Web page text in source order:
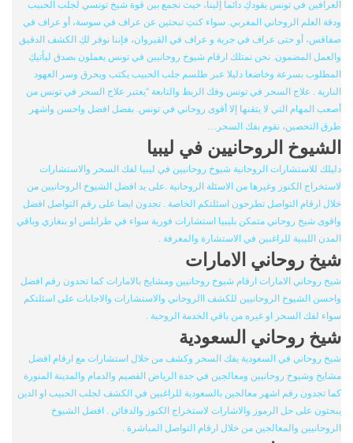
العرافين في تونس يقودكِ دائماً إلينا، حيث نجمع بين قوة شيخ تونسي لجلب الحبيب
ودقة العلم الروحاني المغربي. سواء كنتِ تبحثين عن عراف في سوسة، أو عراف في
صفاقس، أو حتى عراف في جربة و عراف في القيروان، فإننا نوفر لكِ الكشف الدقيق
والعمل المضمون. نحن نمتلك ارقام شيوخ روحانيين في تونس يعملون بصدق ليأتيكِ
المطلوب بسرعة وخاضعا دليلا عبر طلسم جلب الحبيب يكتب ويحرق وسر العهود
النارية . علاج السحر في تونس وفك الربط والتابعة “يعتبر علاج السحر في تونس من
أصعب المهام التي لا يتقنها إلا أقوى روحاني في تونس. بفضل افضل واحسن واشهر
طرق التحصين، نقوم بفك السحر…
الشيوخ الروحانيين في ليبيا
دليلك للاستشارات الروحانية شيوخ روحانيين في ليبيا لفك السحر والاستشارات
لاستخراج الكنوز وغيرها من الاسئلة الروحانية .على يد افضل الشيوخ الروحانيين من
خلال ارقام التواصل تطرحون اسئلتكم الخاصة . تجدون ايضا على رقم التواصل افضل
واقوى شيخ روحاني متمكن بليبيا استشارات فورية سواء في طرابلس او بنغازي وباقي
المدن الليبية للراغبين في الاستشارة والمعرفة .
شيخ روحاني الامارات
شيخ روحاني الامارات ارقام شيوخ روحانيين ومشايخ بالامارات كما تحدون رقم افضل
واحسن الشيوخ الروحانيين للكشف االروحاني والاستشارات والاجابات على اسئلتكم
سواء لفك السحر او غيره من باقي الخدمة الروحية .
شيخ روحاني السعودية
شيخ روحاني في السعودية يفك السحر وكشف من خلال استشارات مع ارقام افضل
مشايخ وشيوخ روحانيين ومعالجين في جدة الرياض القصيم والدمام والمدينة المنورة
كما تجدون رقم اشهر معالجين بالسعودية للراغبين في الكشف لجلب الحبيب او الدين
يبحثون على حل الرموز والاشارات لاستخراج الكنوز والدفائن . افضل الشيوخ
الروحانيين والمعالجين من خلال ارقام التواصل المباشرة .